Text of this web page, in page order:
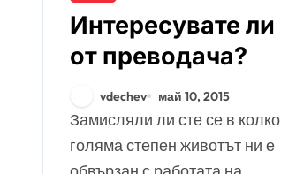
Интересувате ли
от преводача?
vdechev май 10, 2015
Замисляли ли сте се в колко
голяма степен животът ни е